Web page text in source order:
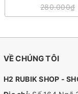
280.000₫
VỀ CHÚNG TÔI
H2 RUBIK SHOP -